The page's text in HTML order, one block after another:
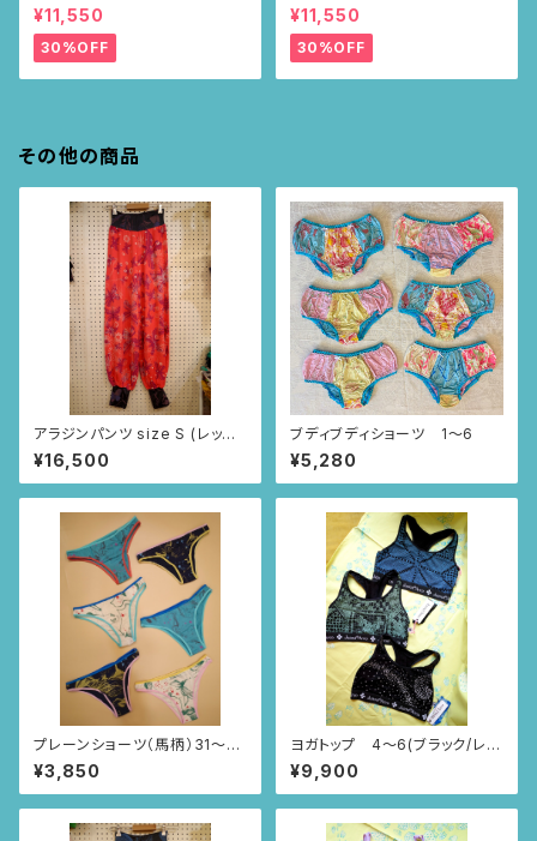
ラウン・ポピー柄）
¥11,550
30%OFF
ラウン・ポピー柄）
¥11,550
30%OFF
その他の商品
アラジンパンツ size S (レッド/
ちょうちょとカモミール柄)
¥16,500
ブディブディショーツ 1〜6
¥5,280
プレーンショーツ（馬柄）31〜3
6
¥3,850
ヨガトップ 4〜6(ブラック/レー
ス・レース・波柄)
¥9,900